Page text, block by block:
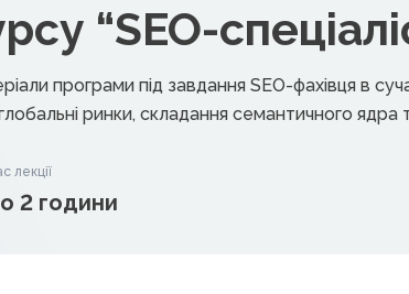
“SEO-
програми під завдання SEO-фахівця в
глобальні ринки, складання семантичного
лекції
2 години